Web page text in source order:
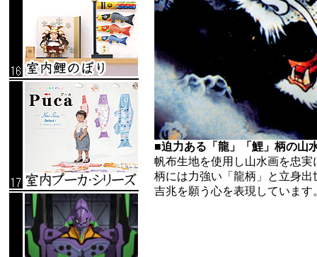
■迫力ある「龍」「鯉」柄の山
帆布生地を使用し山水画を忠
柄には力強い「龍柄」と立身
吉兆を願う心を表現しています